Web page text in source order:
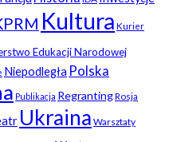
Kultura Kurier
Edukacji Narodowej
Niepodległa Polska
Publikacja RegrantingRosja
Ukraina Warsztaty